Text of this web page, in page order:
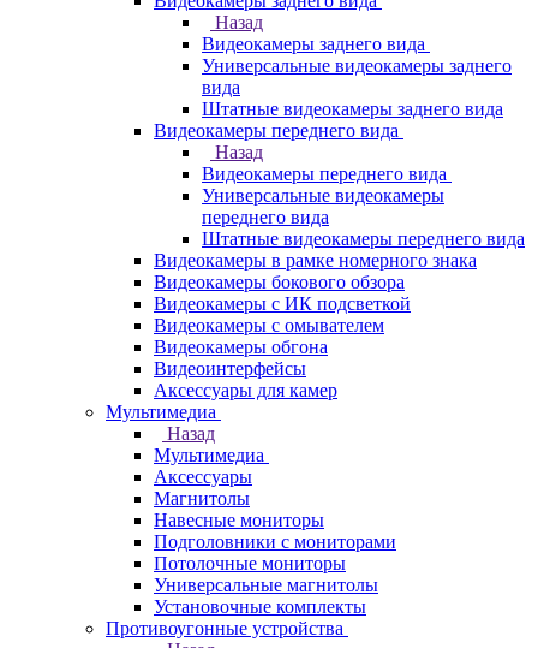
Назад
Видеокамеры заднего вида
Универсальные видеокамеры заднего
вида
Штатные видеокамеры заднего вида
Видеокамеры переднего вида
Назад
Видеокамеры переднего вида
Универсальные видеокамеры
переднего вида
Штатные видеокамеры переднего вида
Видеокамеры в рамке номерного знака
Видеокамеры бокового обзора
Видеокамеры с ИК подсветкой
Видеокамеры с омывателем
Видеокамеры обгона
Видеоинтерфейсы
Аксессуары для камер
Мультимедиа
Назад
Мультимедиа
Аксессуары
Магнитолы
Навесные мониторы
Подголовники с мониторами
Потолочные мониторы
Универсальные магнитолы
Установочные комплекты
Противоугонные устройства